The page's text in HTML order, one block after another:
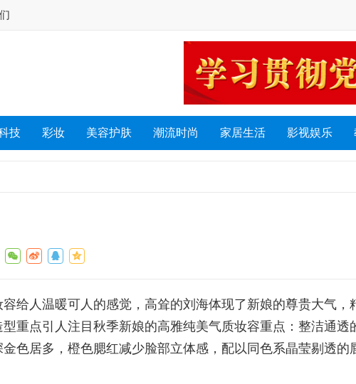
技 彩妆 美容护肤 潮流时尚 家居生活 影视娱乐
给人温暖可人的感觉，高耸的刘海体现了新娘的尊贵大气，
重点引人注目秋季新娘的高雅纯美气质妆容重点：整洁通透
色居多，橙色腮红减少脸部立体感，配以同色系晶莹剔透的